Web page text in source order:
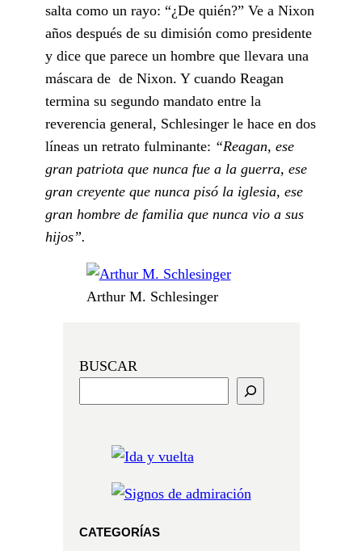
salta como un rayo: “¿De quién?” Ve a Nixon
años después de su dimisión como presidente
y dice que parece un hombre que llevara una
máscara de de Nixon. Y cuando Reagan
termina su segundo mandato entre la
reverencia general, Schlesinger le hace en dos
líneas un retrato fulminante: “Reagan, ese
gran patriota que nunca fue a la guerra, ese
gran creyente que nunca pisó la iglesia, ese
gran hombre de familia que nunca vio a sus
hijos”.
Arthur M. Schlesinger
BUSCAR
CATEGORÍAS